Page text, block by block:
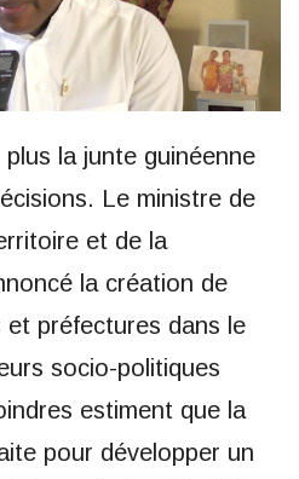
la junte guinéenne
Le ministre de
et de la
la création de
et préfectures dans le
socio-politiques
estiment que la
pour développer un